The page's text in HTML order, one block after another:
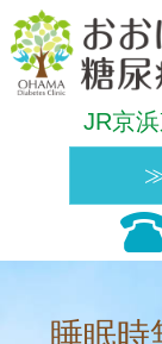
JR京
睡眠時